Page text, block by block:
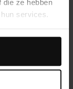
die ze hebben
services.
voor
over
vindt u op